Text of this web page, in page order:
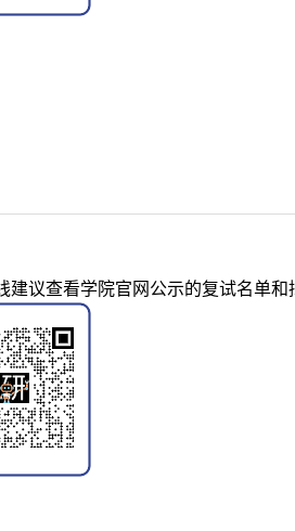
议查看学院官网公示的复试名单和